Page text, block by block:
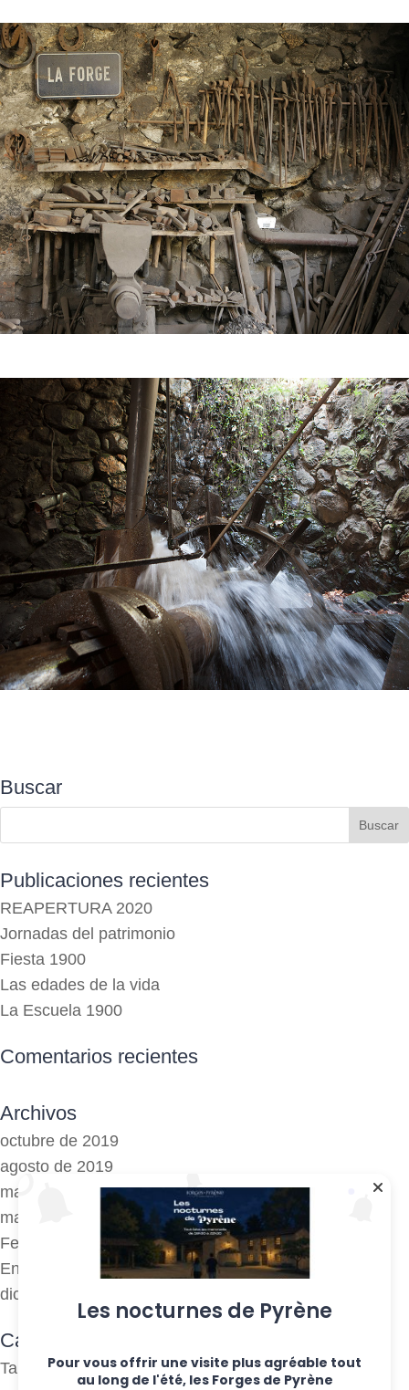
Buscar
Publicaciones recientes
REAPERTURA 2020
Jornadas del patrimonio
Fiesta 1900
Las edades de la vida
La Escuela 1900
Comentarios recientes
Archivos
octubre de 2019
agosto de 2019
mayo de 2019
marzo de 2018
Febrero de 2018
Enero de 2017
diciembre de 2016
Categorías
Talleres semanales
Les nocturnes de Pyrène
Pour vous offrir une visite plus agréable tout
au long de l'été, les Forges de Pyrène